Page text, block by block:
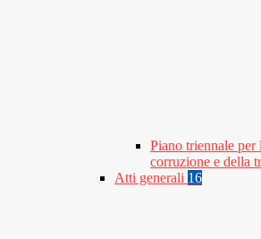
Piano triennale per
corruzione e della
Atti generali 16